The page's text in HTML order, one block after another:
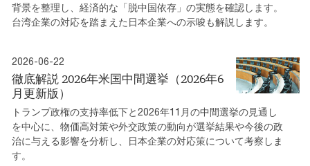
背景を整理し、経済的な「脱中国依存」の実態を確認します。
台湾企業の対応を踏まえた日本企業への示唆も解説します。
2026-06-22
徹底解説 2026年米国中間選挙（2026年6
月更新版）
トランプ政権の支持率低下と2026年11月の中間選挙の見通し
を中心に、物価高対策や外交政策の動向が選挙結果や今後の政
治に与える影響を分析し、日本企業の対応策について考察しま
す。